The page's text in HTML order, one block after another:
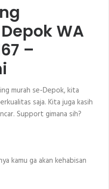
WA
–
murah se-Depok, kita
saja. Kita juga kasih
Support gimana sih?
kamu ga akan kehabisan